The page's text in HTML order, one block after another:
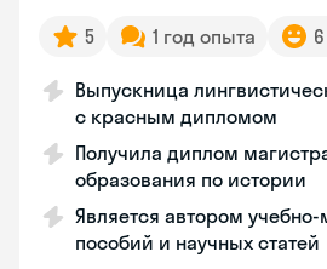
5 1 год опыта
Выпускница
с красным дипломом
Получила диплом
образования по истории
Является автором
пособий и научных статей